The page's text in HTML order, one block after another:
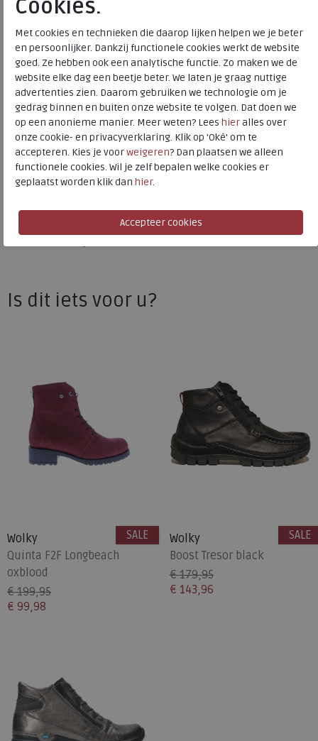
Wolky
Toon alles vanWolky
Naar alleveterboots
Bestelcode
Kleur
Denim
Materiaal
Leer
Uitneembaar voetbed
ja
Hakhoogte
2.00 cm
Is dit iets voor u?
Wolky
Quinta F2F Longbeach
oxblood
€ 199,95
€ 99,98
SALE
Wolky
Boost Tresor black
€ 179,95
€ 143,96
SALE
Cookies.
Met cookies en technieken die daarop lijken helpen we je beter
en persoonlijker. Dankzij functionele cookies werkt de website
goed. Ze hebben ook een analytische functie. Zo maken we de
website elke dag een beetje beter. We laten je graag nuttige
advertenties zien. Daarom gebruiken we technologie om je
gedrag binnen en buiten onze website te volgen. Dat doen we
op een anonieme manier. Meer weten? Lees hieralles over
onze cookie- en privacyverklaring. Klik op 'Oké' om te
accepteren. Kies je voorweigeren? Dan plaatsen we alleen
functionele cookies. Wil je zelf bepalen welke cookies er
geplaatst worden klik dan hier.